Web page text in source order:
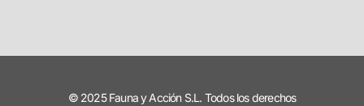
© 2025 Fauna y Acción S.L. Todos los derechos